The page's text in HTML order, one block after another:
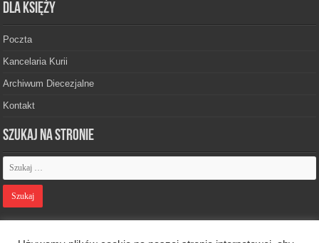
Dla księży
Poczta
Kancelaria Kurii
Archiwum Diecezjalne
Kontakt
Szukaj na stronie